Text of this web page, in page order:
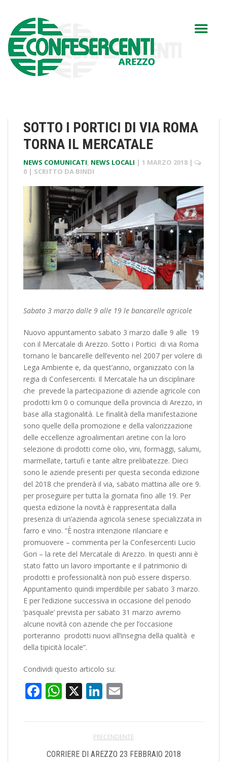
SOTTO I PORTICI DI VIA ROMA
TORNA IL MERCATALE
NEWS COMUNICATI, NEWS LOCALI | 1 MARZO 2018 |
0 | SCRITTO DA BINDI
Sabato 3 marzo dalle 9 alle 19 le bancarelle agricole
Nuovo appuntamento sabato 3 marzo dalle 9 alle 19
con il Mercatale di Arezzo. Sotto i Portici di via Roma
tornano le bancarelle dell’evento nel 2007 per volere di
Lega Ambiente e, da quest’anno, organizzato con la
regia di Confesercenti. Il Mercatale ha un disciplinare
che prevede la partecipazione di aziende agricole con
prodotti km 0 o comunque della provincia di Arezzo, in
base alla stagionalità. Le finalità della manifestazione
sono quelle della promozione e della valorizzazione
delle eccellenze agroalimentari aretine con la loro
selezione di prodotti come olio, vini, formaggi, salumi,
marmellate, tartufi e tante altre prelibatezze. Dieci
sono le aziende presenti per questa seconda edizione
del 2018 che prenderà il via, sabato mattina alle ore 9.
per proseguire per tutta la giornata fino alle 19. Per
questa edizione la novità è rappresentata dalla
presenza di un’azienda agricola senese specializzata in
farro e vino. “È nostra intenzione rilanciare e
promuovere – commenta per la Confesercenti Lucio
Gori – la rete del Mercatale di Arezzo. In questi anni è
stato fatto un lavoro importante e il patrimonio di
prodotti e professionalità non può essere disperso.
Appuntamento quindi imperdibile per sabato 3 marzo.
E per l’edizione successiva in occasione del periodo
‘pasquale’ prevista per sabato 31 marzo avremo
alcune novità con aziende che per l’occasione
porteranno prodotti nuovi all’insegna della qualità e
della tipicità locale”.
Condividi questo articolo su:
Facebook
WhatsApp
X LinkedIn
PRECENDENTE
CORRIERE DI AREZZO 23 FEBBRAIO 2018